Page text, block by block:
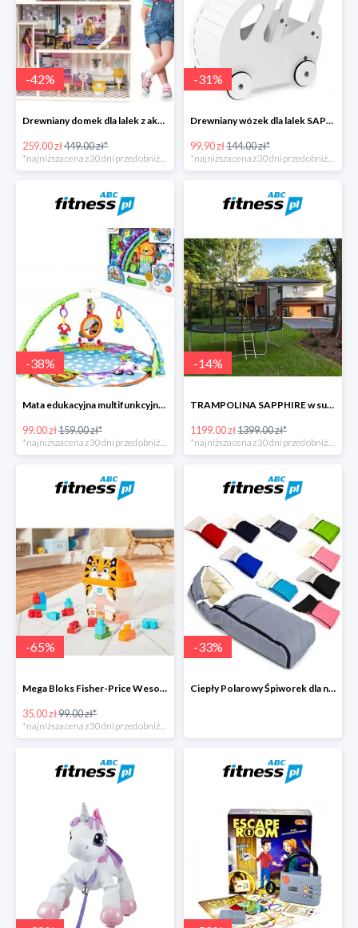
-42%
Drewniany domek dla lalek z akcesoriami i światełkami LED
259.00 zł449.00 zł*
*najniższa cena z 30 dni przed obniżką
-31%
Drewniany wózek dla lalek SAPPHIRE
99.90 zł144.00 zł*
*najniższa cena z 30 dni przed obniżką
-38%
Mata edukacyjna multifunkcyjna z muzyką
99.00 zł159.00 zł*
-14%
TRAMPOLINA SAPPHIRE w super cenie
1199.00 zł1399.00 zł*
-65%
Mega Bloks Fisher-Price Wesoły Tygrysek
35.00 zł99.00 zł*
*najniższa cena z 30 dni przed obniżką
-33%
Ciepły Polarowy Śpiworek dla niemowląt